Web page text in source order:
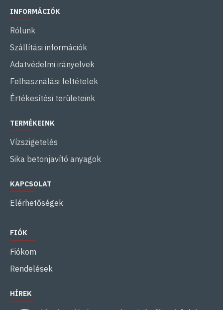
INFORMÁCIÓK
Rólunk
Szállítási információk
Adatvédelmi irányelvek
Felhasználási feltételek
Értékesítési területeink
TERMÉKEINK
Vízszigetelés
Sika betonjavító anyagok
KAPCSOLAT
Elérhetőségek
FIÓK
Fiókom
Rendelések
HÍREK